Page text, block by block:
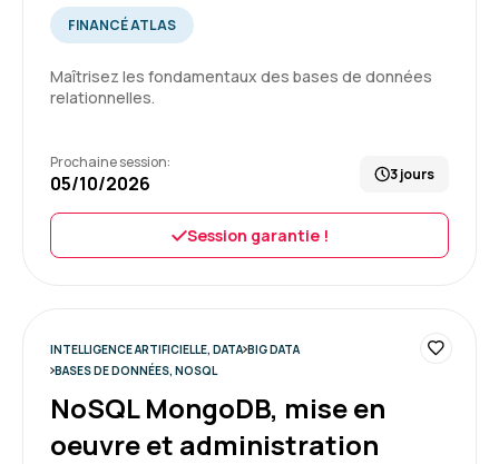
une de nos questions.
CHLOE R. Le 26/06/2026
hiérarchie pour les potentielles futures
formations.
Formation : SQL : Les fondamentaux
FINANCÉ ATLAS
Maîtrisez les fondamentaux des bases de données
relationnelles.
Prochaine session:
05/10/2026 3 jours
Session garantie !
INTELLIGENCE ARTIFICIELLE, DATA BIG DATA
BASES DE DONNÉES, NOSQL
NoSQL MongoDB, mise en
oeuvre et administration